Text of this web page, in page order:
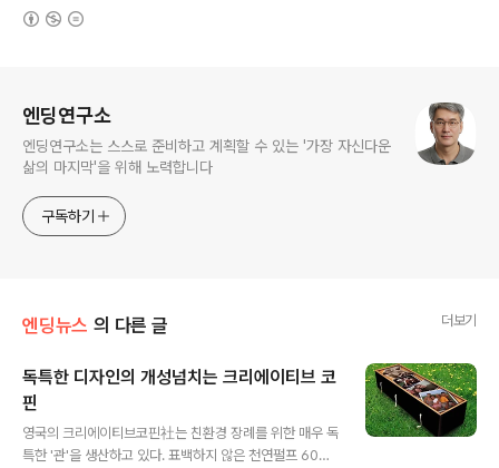
엔딩연구소
엔딩연구소는 스스로 준비하고 계획할 수 있는 '가장 자신다운
삶의 마지막'을 위해 노력합니다
구독하기
엔딩뉴스 의 다른 글 더보기
독특한 디자인의 개성넘치는 크리에이티브 코
핀
영국의 크리에이티브코핀社는 친환경 장례를 위한 매우 독
특한 '관'을 생산하고 있다. 표백하지 않은 천연펄프 60%